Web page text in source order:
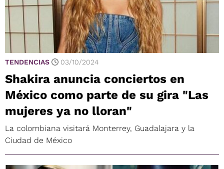
TENDENCIAS 03/10/2024
Shakira anuncia conciertos en
México como parte de su gira "Las
mujeres ya no lloran"
La colombiana visitará Monterrey, Guadalajara y la
Ciudad de México